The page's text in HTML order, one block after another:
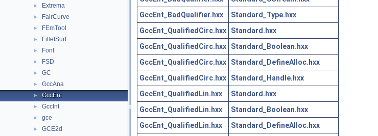
► Extrema
► FairCurve
► FEmTool
► FilletSurf
► Font
► FSD
► GC
► GccAna
► GccEnt
► GccInt
► gce
► GCE2d
GccEnt_BadQualifier.hxx
Standard_Type.hxx
GccEnt_QualifiedCirc.hxx
Standard.hxx
GccEnt_QualifiedCirc.hxx
Standard_Boolean.hxx
GccEnt_QualifiedCirc.hxx
Standard_DefineAlloc.hxx
GccEnt_QualifiedCirc.hxx
Standard_Handle.hxx
GccEnt_QualifiedLin.hxx
Standard.hxx
GccEnt_QualifiedLin.hxx
Standard_Boolean.hxx
GccEnt_QualifiedLin.hxx
Standard_DefineAlloc.hxx